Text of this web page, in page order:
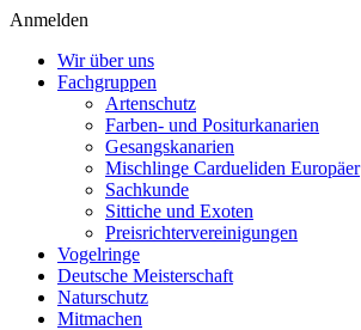
Anmelden
Wir über uns
Fachgruppen
Artenschutz
Farben- und Positurkanarien
Gesangskanarien
Mischlinge Cardueliden Europäer
Sachkunde
Sittiche und Exoten
Preisrichtervereinigungen
Vogelringe
Deutsche Meisterschaft
Naturschutz
Mitmachen